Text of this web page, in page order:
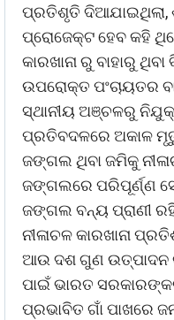
ପ୍ରତିଶୃତି ଦିଆଯାଇଥିଲା,
ପ୍ରୋଜେକ୍ଟ ହେବ କହି
କାରଖାନା ରୁ ବାହାରୁ
ଉପରୋକ୍ତ ପଂଚାୟତର
ସ୍ଥାନୀୟ ଅଞ୍ଚଳରୁ
ପ୍ରତିବଦଳରେ ଅକାଳ
ଜଙ୍ଗଲ ଥିବା ଜମିକୁ
ଜଙ୍ଗଲରେ ପରିପୂର୍ଣ୍ଣ
ଜଙ୍ଗଲ ବନ୍ୟ ପ୍ରାଣୀ
ନୀଳାଚଳ କାରଖାନା
ଆଉ ଦଶ ଗୁଣ ଉତ୍ପାଦନ
ପାଇଁ ଭାରତ
ପ୍ରଭାବିତ ଗାଁ ପାଖରେ